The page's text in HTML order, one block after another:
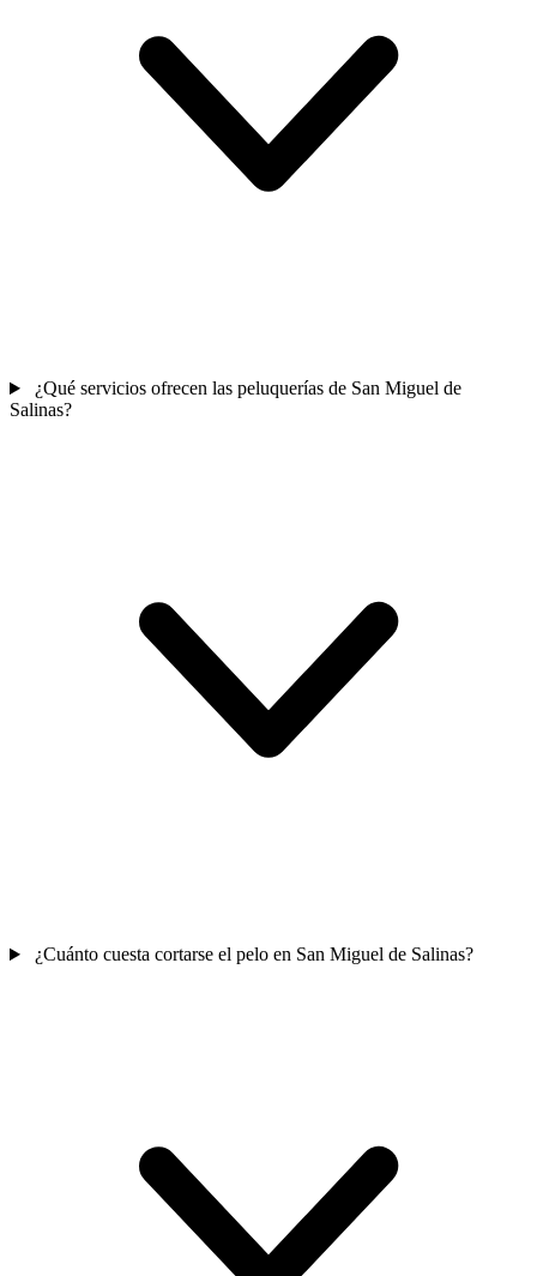
¿Qué servicios ofrecen las peluquerías de San Miguel de
Salinas?
¿Cuánto cuesta cortarse el pelo en San Miguel de Salinas?